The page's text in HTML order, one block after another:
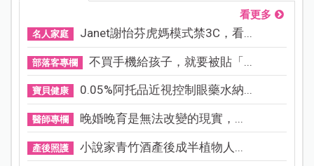
看更多
名人家庭 Janet謝怡芬虎媽模式禁3C，看...
部落客專欄 不買手機給孩子，就要被貼「...
寶貝健康 0.05%阿托品近視控制眼藥水納...
醫師專欄 晚婚晚育是無法改變的現實，...
產後照護 小說家青竹酒產後成半植物人...